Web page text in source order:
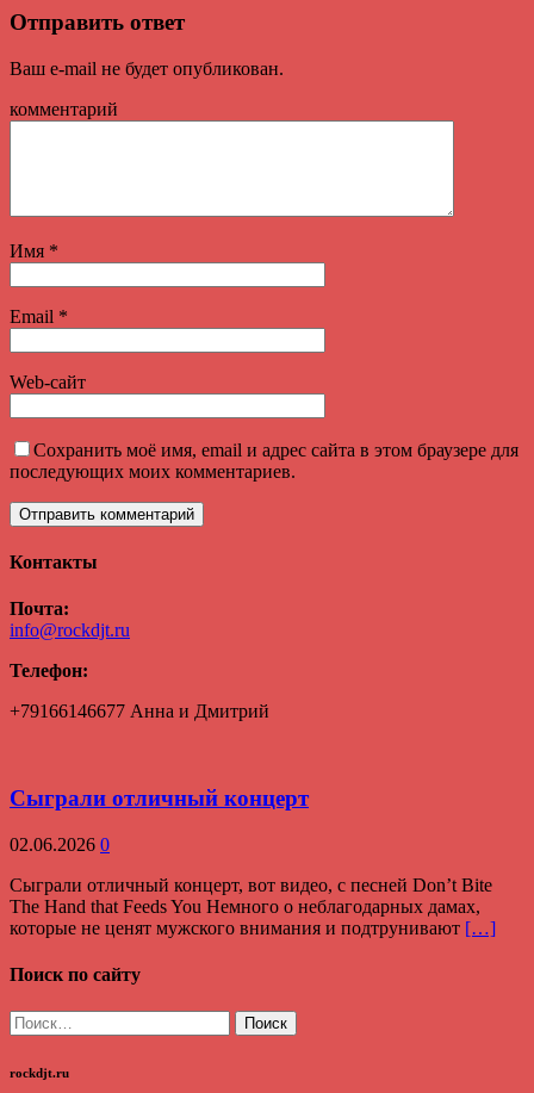
Отправить ответ
Ваш e-mail не будет опубликован.
комментарий
Имя *
Email *
Web-сайт
Сохранить моё имя, email и адрес сайта в этом браузере для
последующих моих комментариев.
Контакты
Почта:
info@rockdjt.ru
Телефон:
+79166146677 Анна и Дмитрий
Сыграли отличный концерт
02.06.2026 0
Сыграли отличный концерт, вот видео, с песней Don’t Bite
The Hand that Feeds You Немного о неблагодарных дамах,
которые не ценят мужского внимания и подтрунивают […]
Поиск по сайту
Найти:
rockdjt.ru